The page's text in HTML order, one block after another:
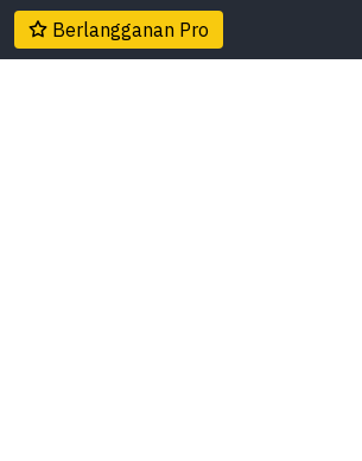
Berlangganan Pro